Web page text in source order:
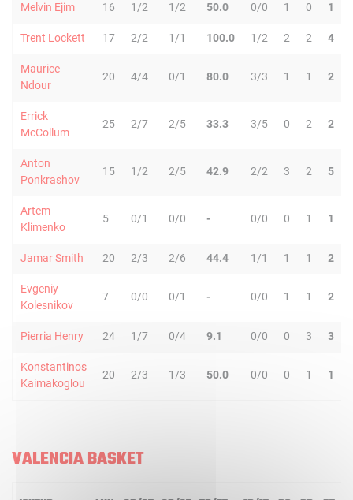
Melvin Ejim 16 1/2 1/2 50.0 0/0 1 0 1
Trent Lockett 17 2/2 1/1 100.0 1/2 2 2 4
Maurice
Ndour
20 4/4 0/1 80.0 3/3 1 1 2
Errick
McCollum
25 2/7 2/5 33.3 3/5 0 2 2
Anton
Ponkrashov
15 1/2 2/5 42.9 2/2 3 2 5
Artem
Klimenko
5 0/1 0/0 - 0/0 0 1 1
Jamar Smith 20 2/3 2/6 44.4 1/1 1 1 2
Evgeniy
Kolesnikov
7 0/0 0/1 - 0/0 1 1 2
Pierria Henry 24 1/7 0/4 9.1 0/0 0 3 3
Konstantinos
Kaimakoglou
20 2/3 1/3 50.0 0/0 0 1 1
VALENCIA BASKET